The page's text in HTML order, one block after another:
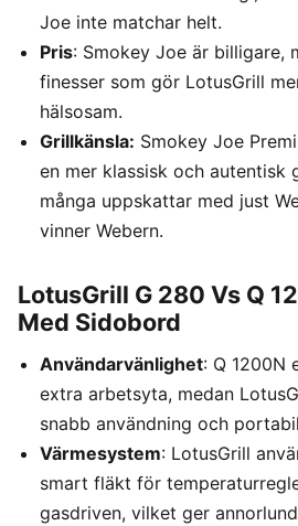
Joe inte matchar helt.
Pris: Smokey Joe är billigare,
finesser som gör LotusGrill
hälsosam.
Grillkänsla: Smokey Joe
en mer klassisk och autentisk
många uppskattar med just
vinner Webern.
LotusGrill G 280 Vs Q
Med Sidobord
Användarvänlighet: Q 1200N
extra arbetsyta, medan
snabb användning och
Värmesystem: LotusGrill
smart fläkt för
gasdriven, vilket ger